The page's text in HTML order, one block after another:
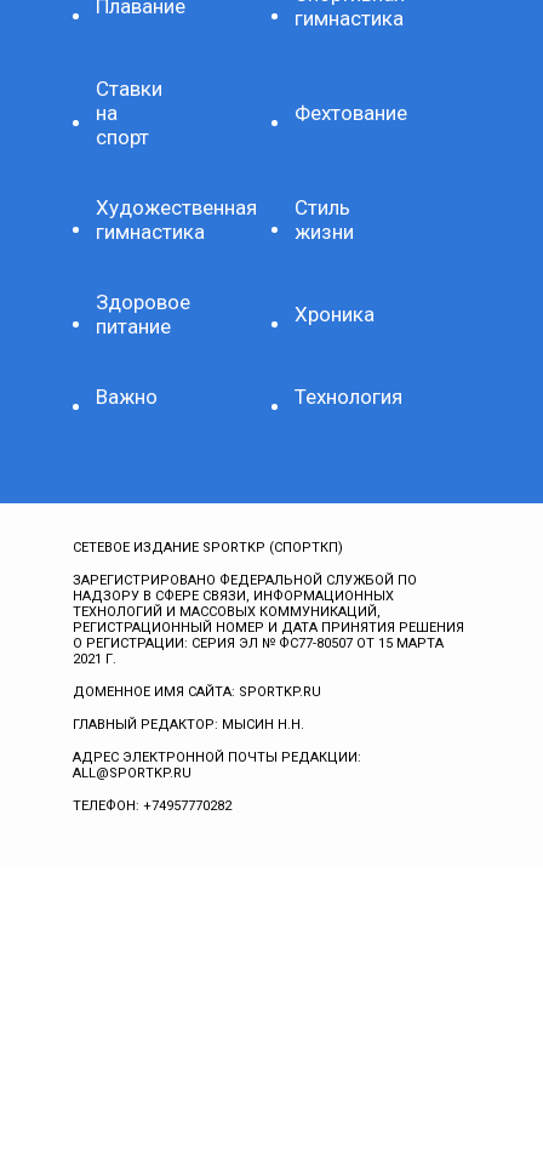
Плавание
гимнастика
Ставки
на
спорт
Фехтование
Художественная
гимнастика
Стиль
жизни
Здоровое
питание
Хроника
Важно Технология
СЕТЕВОЕ ИЗДАНИЕ SPORTKP (СПОРТКП)
ЗАРЕГИСТРИРОВАНО ФЕДЕРАЛЬНОЙ СЛУЖБОЙ ПО
НАДЗОРУ В СФЕРЕ СВЯЗИ, ИНФОРМАЦИОННЫХ
ТЕХНОЛОГИЙ И МАССОВЫХ КОММУНИКАЦИЙ,
РЕГИСТРАЦИОННЫЙ НОМЕР И ДАТА ПРИНЯТИЯ РЕШЕНИЯ
О РЕГИСТРАЦИИ: СЕРИЯ ЭЛ № ФС77-80507 ОТ 15 МАРТА
2021 Г.
ДОМЕННОЕ ИМЯ САЙТА: SPORTKP.RU
ГЛАВНЫЙ РЕДАКТОР: МЫСИН Н.Н.
АДРЕС ЭЛЕКТРОННОЙ ПОЧТЫ РЕДАКЦИИ:
ALL@SPORTKP.RU
ТЕЛЕФОН: +74957770282